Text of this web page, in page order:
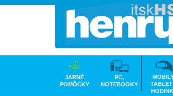
JARNÉ
POMÔCKY
PC,
NOTEBOOKY